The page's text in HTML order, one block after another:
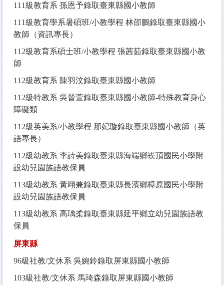
111級教育系 孫恩予錄取臺東縣國小教師
111級教育學系暑碩班/小教學程 林邵鵬錄取臺東縣國小
教師（資訊專長）
112級教育系碩士班/小教學程 張茜茹錄取臺東縣國小教
師
112級教育系 陳羽汶錄取臺東縣國小教師
112級特教系 吳晉萱錄取臺東縣國小教師-特殊教育身心
障礙類
112級英美系/小教學程 那妃璇錄取臺東縣國小教師（英
語專長）
112級幼教系 李詩美錄取臺東縣海端鄉崁頂國民小學附
設幼兒園族語教保員
113級幼教系 黃翊兼錄取臺東縣長濱鄉樟原國民小學附
設幼兒園族語教保員
113級幼教系 高瑀柔錄取臺東縣延平鄉立幼兒園族語教
保員
屏東縣
96級社教/文休系 吳婉鈴錄取屏東縣國小教師
103級社教/文休系 馬琦森錄取屏東縣國小教師